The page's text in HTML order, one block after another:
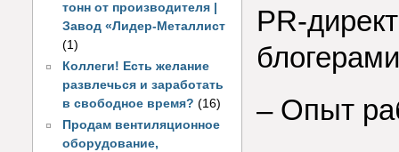
тонн от производителя |
Завод «Лидер-Металлист
(1)
Коллеги! Есть желание
развлечься и заработать
в свободное время? (16)
Продам вентиляционное
оборудование,
PR-
– Опыт